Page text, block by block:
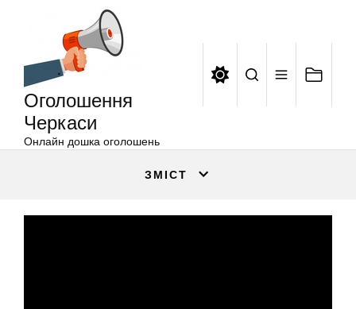
Оголошення
Черкаси
Онлайн дошка оголошень
ЗМІСТ